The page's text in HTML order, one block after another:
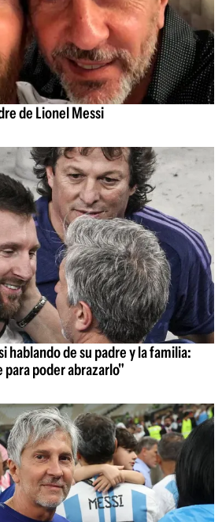
de Lionel Messi
hablando de su padre y la familia:
para poder abrazarlo"